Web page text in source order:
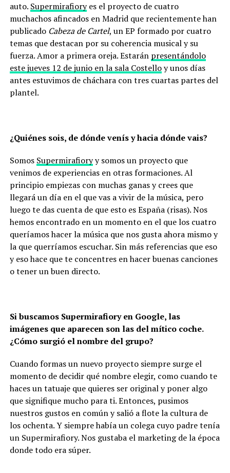
auto. Supermirafioryes el proyecto de cuatro
muchachos afincados en Madrid que recientemente han
publicado Cabeza de Cartel, un EP formado por cuatro
temas que destacan por su coherencia musical y su
fuerza. Amor a primera oreja. Estarán presentándolo
este jueves 12 de junio en la sala Costelloy unos días
antes estuvimos de cháchara con tres cuartas partes del
plantel.
¿Quiénes sois, de dónde venís y hacia dónde vais?
Somos Supermirafioryy somos un proyecto que
venimos de experiencias en otras formaciones. Al
principio empiezas con muchas ganas y crees que
llegará un día en el que vas a vivir de la música, pero
luego te das cuenta de que esto es España (risas). Nos
hemos encontrado en un momento en el que los cuatro
queríamos hacer la música que nos gusta ahora mismo y
la que querríamos escuchar. Sin más referencias que eso
y eso hace que te concentres en hacer buenas canciones
o tener un buen directo.
Si buscamos Supermirafiory en Google, las
imágenes que aparecen son las del mítico coche.
¿Cómo surgió el nombre del grupo?
Cuando formas un nuevo proyecto siempre surge el
momento de decidir qué nombre elegir, como cuando te
haces un tatuaje que quieres ser original y poner algo
que signifique mucho para ti. Entonces, pusimos
nuestros gustos en común y salió a flote la cultura de
los ochenta. Y siempre había un colega cuyo padre tenía
un Supermirafiory. Nos gustaba el marketing de la época
donde todo era súper.